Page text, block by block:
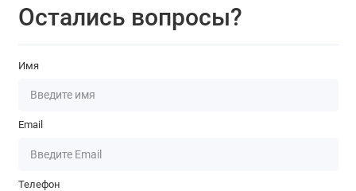
Остались вопросы?
Имя
Email
Телефон